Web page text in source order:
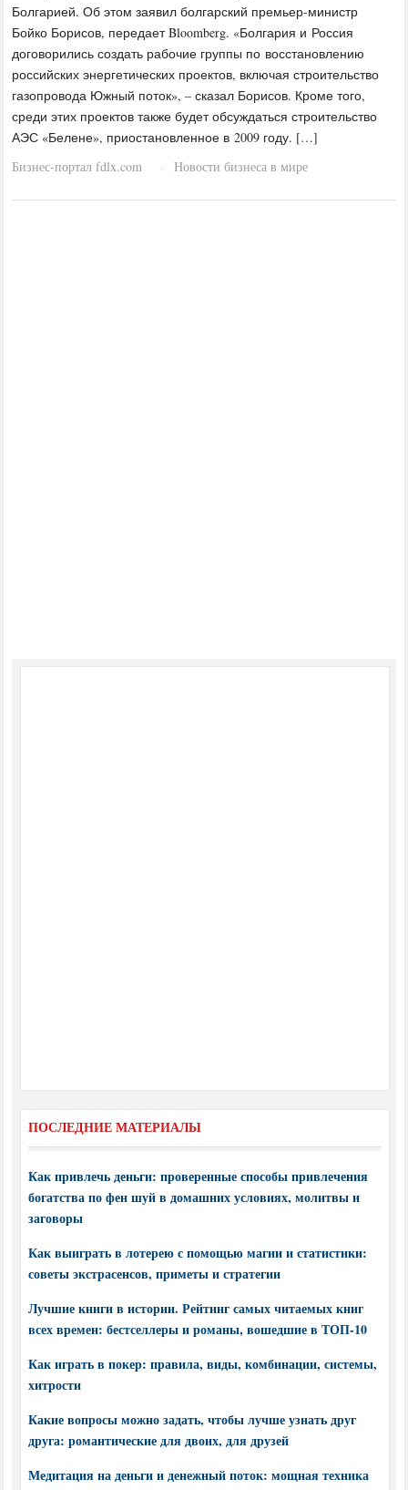
Болгарией. Об этом заявил болгарский премьер-министр
Бойко Борисов, передает Bloomberg. «Болгария и Россия
договорились создать рабочие группы по восстановлению
российских энергетических проектов, включая строительство
газопровода Южный поток», – сказал Борисов. Кроме того,
среди этих проектов также будет обсуждаться строительство
АЭС «Белене», приостановленное в 2009 году. […]
Бизнес-портал fdlx.com
· Новости бизнеса в мире
ПОСЛЕДНИЕ МАТЕРИАЛЫ
Как привлечь деньги: проверенные способы привлечения
богатства по фен шуй в домашних условиях, молитвы и
заговоры
Как выиграть в лотерею с помощью магии и статистики:
советы экстрасенсов, приметы и стратегии
Лучшие книги в истории. Рейтинг самых читаемых книг
всех времен: бестселлеры и романы, вошедшие в ТОП-10
Как играть в покер: правила, виды, комбинации, системы,
хитрости
Какие вопросы можно задать, чтобы лучше узнать друг
друга: романтические для двоих, для друзей
Медитация на деньги и денежный поток: мощная техника